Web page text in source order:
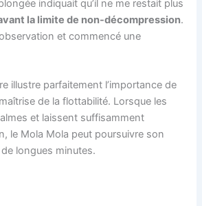
indiquait qu’il ne me restait plus
la limite de non-décompression.
et commencé une
illustre parfaitement l’importance de
de la flottabilité. Lorsque les
et laissent suffisamment
le Mola Mola peut poursuivre son
longues minutes.